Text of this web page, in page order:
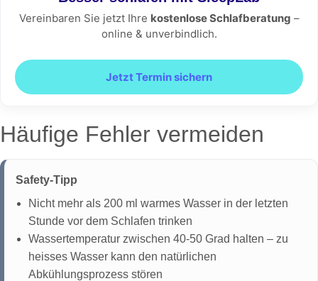
Vereinbaren Sie jetzt Ihre kostenlose Schlafberatung –
online & unverbindlich.
Jetzt Termin sichern
Häufige Fehler vermeiden
Safety-Tipp
Nicht mehr als 200 ml warmes Wasser in der letzten
Stunde vor dem Schlafen trinken
Wassertemperatur zwischen 40-50 Grad halten – zu
heisses Wasser kann den natürlichen
Abkühlungsprozess stören